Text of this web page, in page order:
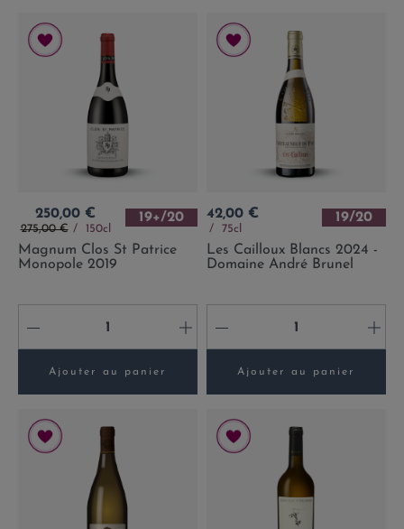
Prix
250,00 €
Prix de base
275,00 € 150cl
19+/20
Magnum Clos St Patrice
Monopole 2019
- +
Ajouter au panier
Prix
42,00 €
75cl
19/20
Les Cailloux Blancs 2024 -
Domaine André Brunel
- +
Ajouter au panier